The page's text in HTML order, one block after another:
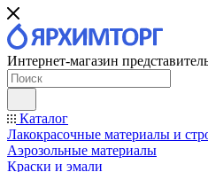
Интернет-магазин
Каталог
Лакокрасочные материалы и
Аэрозольные материалы
Краски и эмали